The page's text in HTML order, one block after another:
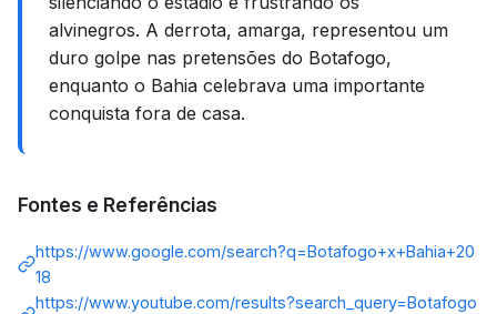
alvinegros. A derrota, amarga, representou um
duro golpe nas pretensões do Botafogo,
enquanto o Bahia celebrava uma importante
conquista fora de casa.
Fontes e Referências
https://www.google.com/search?q=Botafogo+x+Bahia+20
18
https://www.youtube.com/results?search_query=Botafogo